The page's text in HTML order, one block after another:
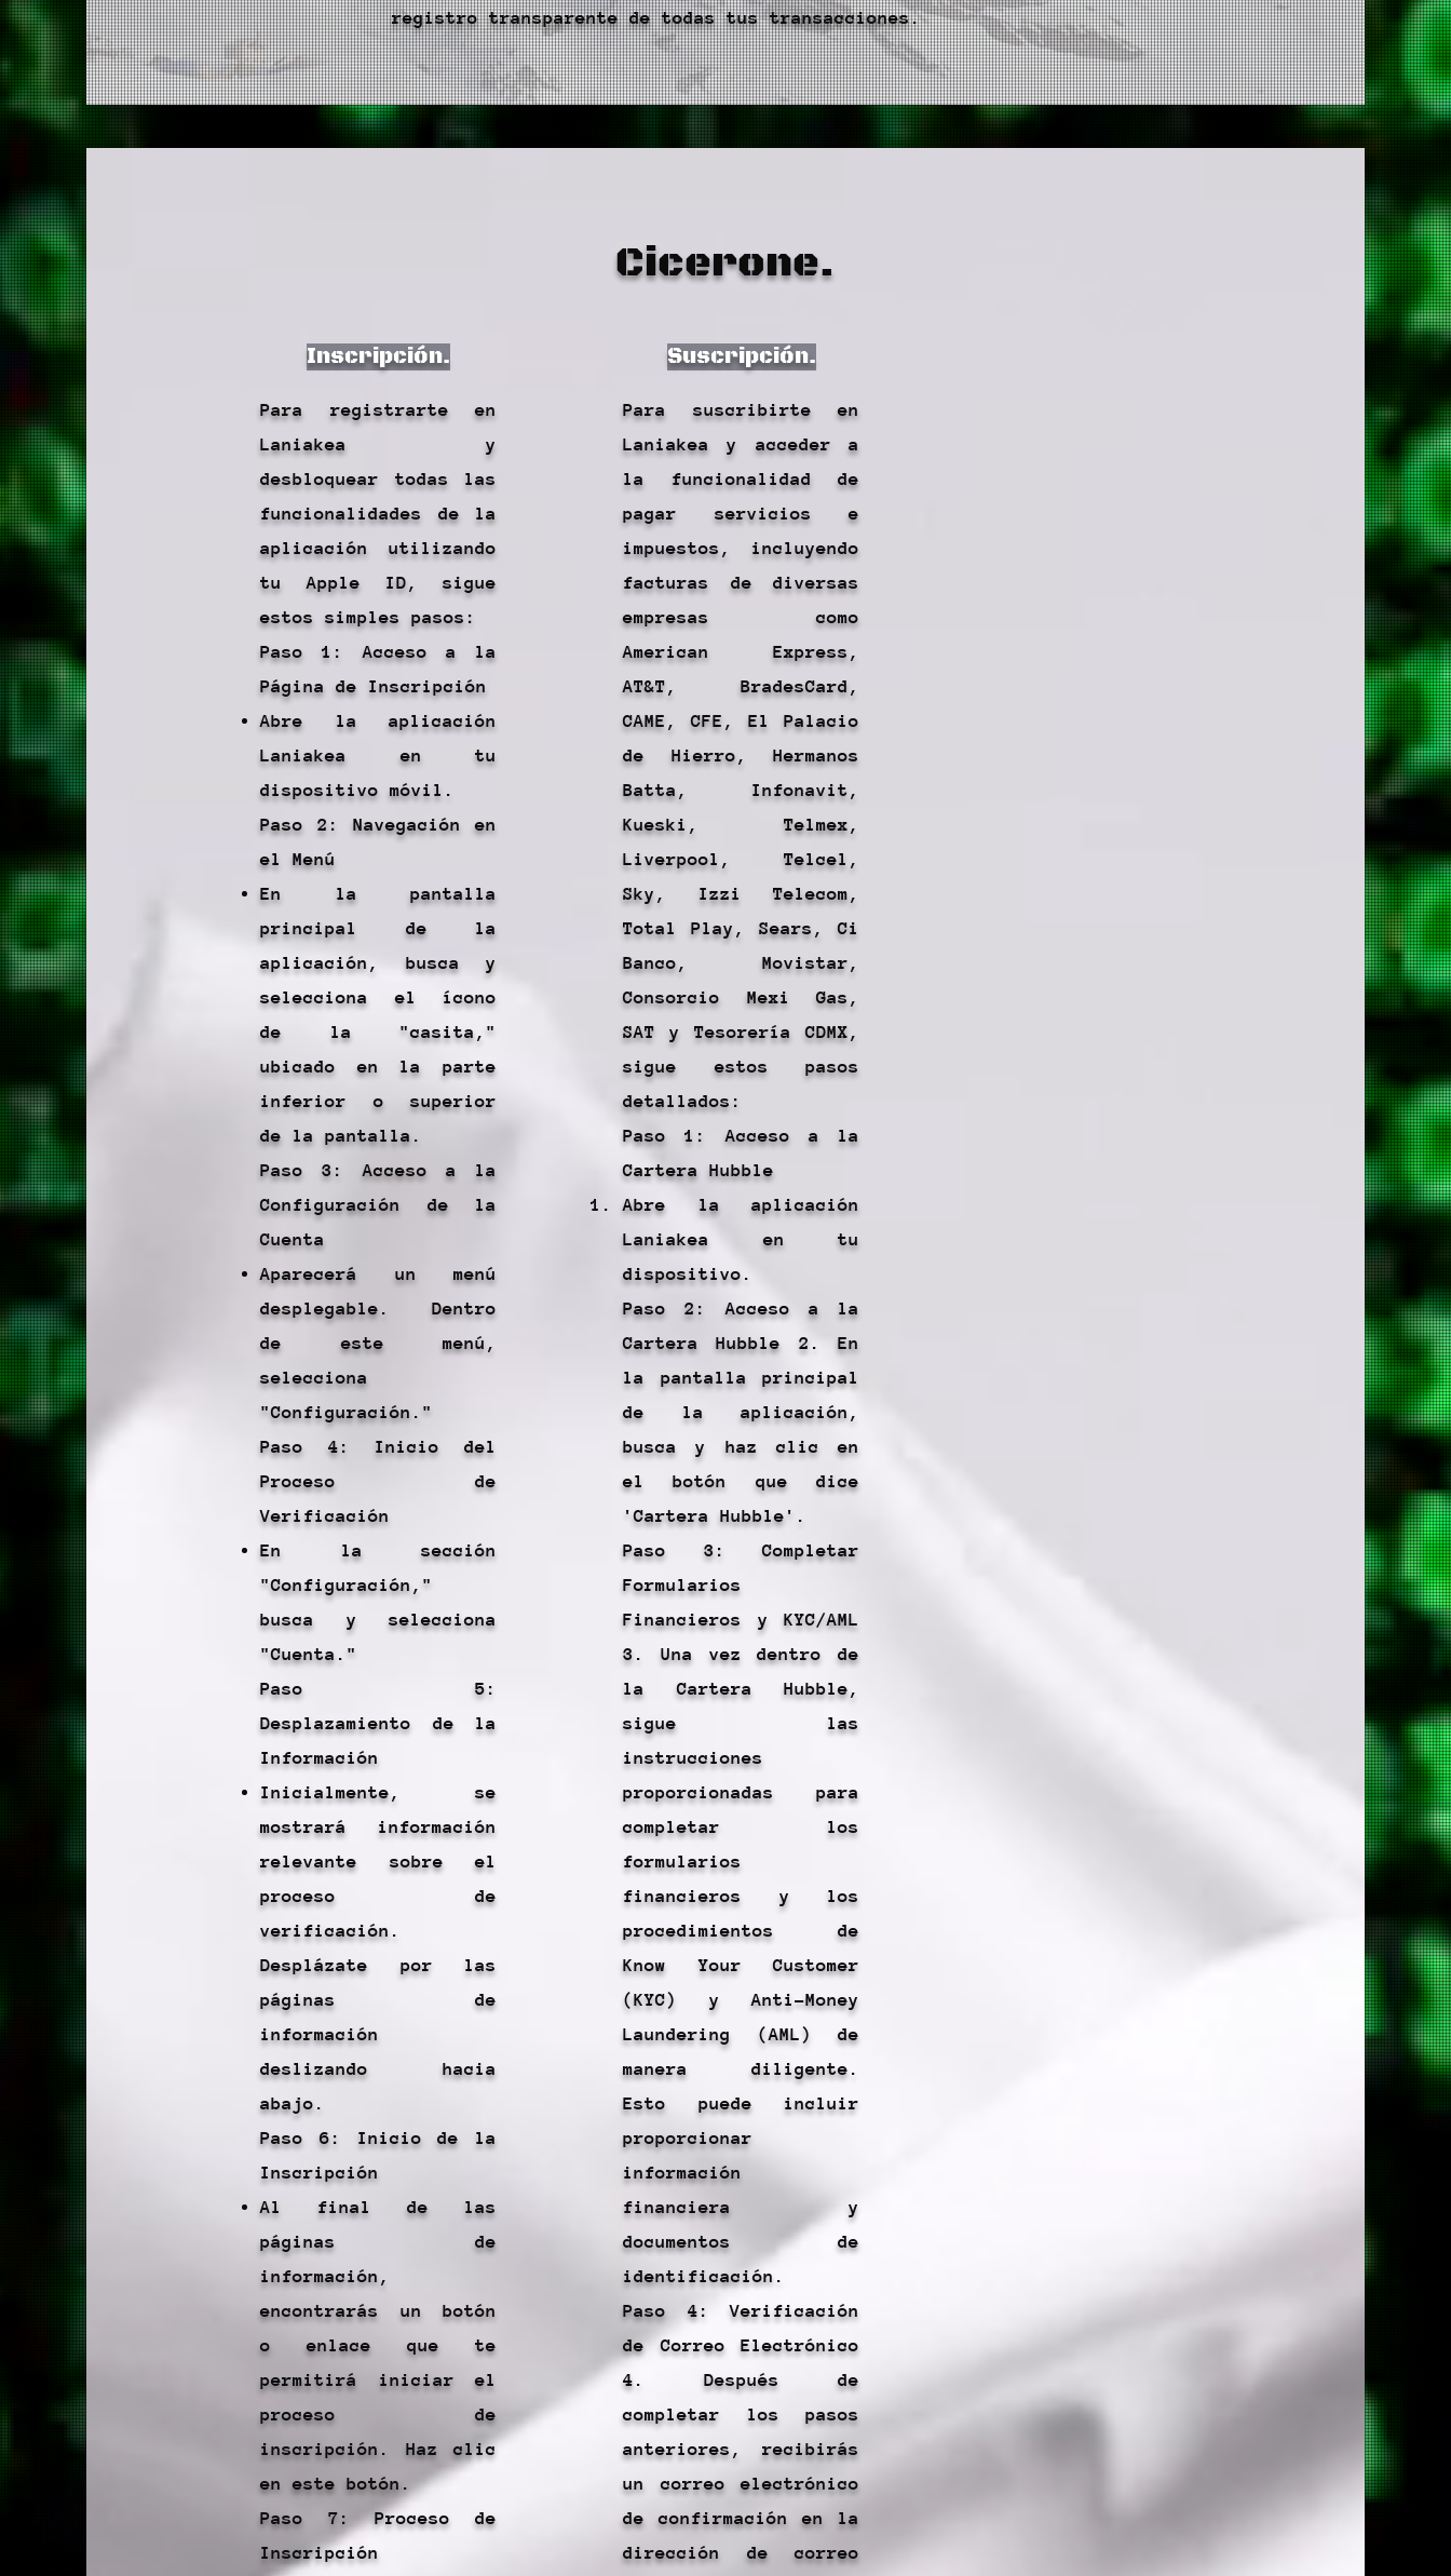
registro transparente de todas tus transacciones.
Cicerone.
Inscripción.
Para registrarte en
Laniakea y
desbloquear todas las
funcionalidades de la
aplicación utilizando
tu Apple ID, sigue
estos simples pasos:
Paso 1: Acceso a la
Página de Inscripción
Abre la aplicación
Laniakea en tu
dispositivo móvil.
Paso 2: Navegación en
el Menú
En la pantalla
principal de la
aplicación, busca y
selecciona el ícono
de la "casita,"
ubicado en la parte
inferior o superior
de la pantalla.
Paso 3: Acceso a la
Configuración de la
Cuenta
Aparecerá un menú
desplegable. Dentro
de este menú,
selecciona
"Configuración."
Paso 4: Inicio del
Proceso de
Verificación
En la sección
"Configuración,"
busca y selecciona
"Cuenta."
Paso 5:
Desplazamiento de la
Información
Inicialmente, se
mostrará información
relevante sobre el
proceso de
verificación.
Desplázate por las
páginas de
información
deslizando hacia
abajo.
Paso 6: Inicio de la
Inscripción
Al final de las
páginas de
información,
encontrarás un botón
o enlace que te
permitirá iniciar el
proceso de
inscripción. Haz clic
en este botón.
Paso 7: Proceso de
Inscripción
Suscripción.
Para suscribirte en
Laniakea y acceder a
la funcionalidad de
pagar servicios e
impuestos, incluyendo
facturas de diversas
empresas como
American Express,
AT&T, BradesCard,
CAME, CFE, El Palacio
de Hierro, Hermanos
Batta, Infonavit,
Kueski, Telmex,
Liverpool, Telcel,
Sky, Izzi Telecom,
Total Play, Sears, Ci
Banco, Movistar,
Consorcio Mexi Gas,
SAT y Tesorería CDMX,
sigue estos pasos
detallados:
Paso 1: Acceso a la
Cartera Hubble
Abre la aplicación
Laniakea en tu
dispositivo.
Paso 2: Acceso a la
Cartera Hubble 2. En
la pantalla principal
de la aplicación,
busca y haz clic en
el botón que dice
'Cartera Hubble'.
Paso 3: Completar
Formularios
Financieros y KYC/AML
3. Una vez dentro de
la Cartera Hubble,
sigue las
instrucciones
proporcionadas para
completar los
formularios
financieros y los
procedimientos de
Know Your Customer
(KYC) y Anti-Money
Laundering (AML) de
manera diligente.
Esto puede incluir
proporcionar
información
financiera y
documentos de
identificación.
Paso 4: Verificación
de Correo Electrónico
4. Después de
completar los pasos
anteriores, recibirás
un correo electrónico
de confirmación en la
dirección de correo